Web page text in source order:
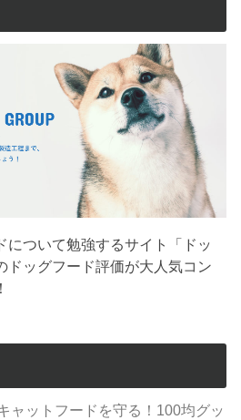
について勉強するサイト「ドッ
ドッグフード評価が大人気コン
ャットフードを守る！100均グッ